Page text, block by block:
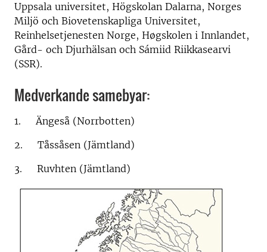
Uppsala universitet, Högskolan Dalarna, Norges
Miljö och Biovetenskapliga Universitet,
Reinhelsetjenesten Norge, Høgskolen i Innlandet,
Gård- och Djurhälsan och Sámiid Riikkasearvi
(SSR).
Medverkande samebyar:
1. Ängeså (Norrbotten)
2. Tåssåsen (Jämtland)
3. Ruvhten (Jämtland)